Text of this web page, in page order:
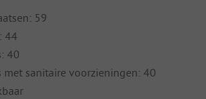
59
44
40
met sanitaire voorzieningen: 40